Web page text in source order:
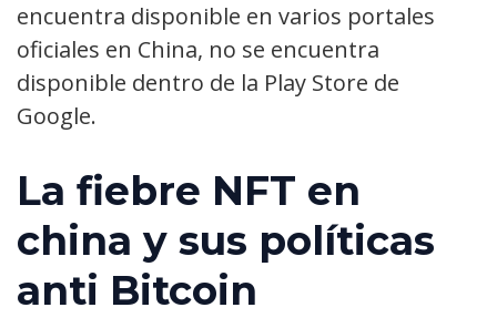
encuentra disponible en varios portales
oficiales en China, no se encuentra
disponible dentro de la Play Store de
Google.
La fiebre NFT en
china y sus políticas
anti Bitcoin